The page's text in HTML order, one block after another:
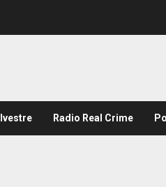
Radio Real Crime